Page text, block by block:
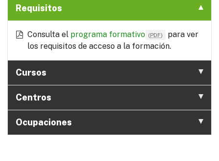
Requisitos
Consulta el programa formativo (PDF)
para ver
los requisitos de acceso a la formación.
Cursos
Centros
Ocupaciones